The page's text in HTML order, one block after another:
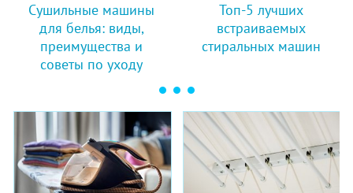
Сушильные машины
для белья: виды,
преимущества и
советы по уходу
Топ-5 лучших
встраиваемых
стиральных машин